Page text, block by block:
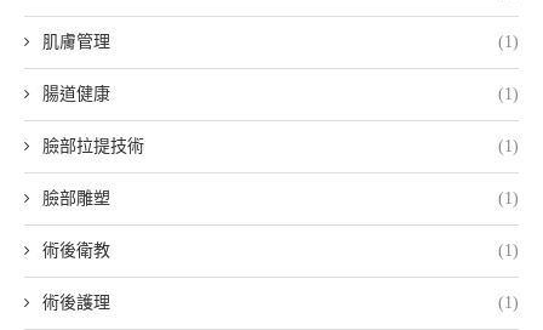
肌膚管理 (1)
腸道健康 (1)
臉部拉提技術 (1)
臉部雕塑 (1)
術後衛教 (1)
術後護理 (1)